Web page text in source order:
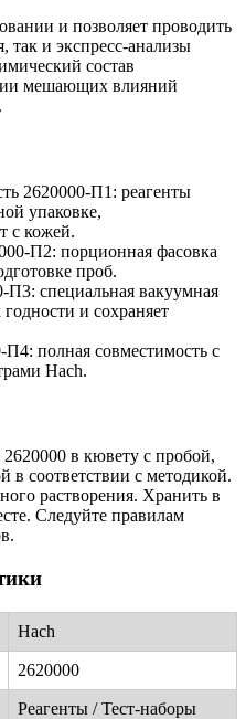
и позволяет проводить
так и экспресс-анализы
состав
мешающих влияний
2620000-П1: реагенты
упаковке,
с кожей.
П2: порционная фасовка
проб.
П3: специальная вакуумная
и сохраняет
П4: полная совместимость с
Hach.
в кювету с пробой,
в соответствии с методикой.
растворения. Хранить в
Следуйте правилам
Hach
2620000
Реагенты / Тест-наборы